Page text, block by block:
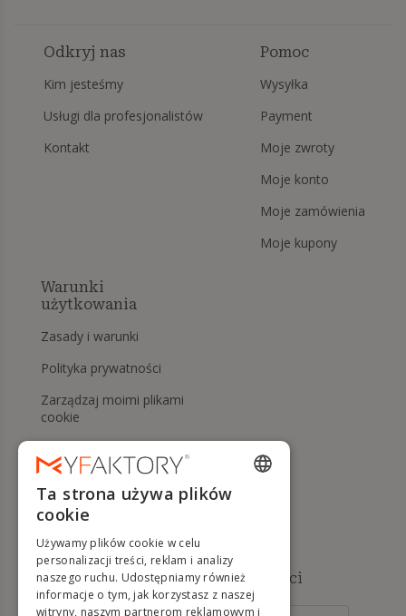
Odkryj nas
Kim jesteśmy
Usługi dla profesjonalistów
Kontakt
Pomoc
Wysyłka
Payment
Moje zwroty
Moje konto
Moje zamówienia
Moje kupony
Warunki
użytkowania
Zasady i warunki
Polityka prywatności
Zarządzaj moimi plikami
cookie
umowy i zwrotów
Pomoc
Dostępne metody płatności
ENGLISH
DUTCH
GERMAN
Ta strona używa plików
cookie
Używamy plików cookie w celu
personalizacji treści, reklam i analizy
naszego ruchu. Udostępniamy również
informacje o tym, jak korzystasz z naszej
witryny, naszym partnerom reklamowym i